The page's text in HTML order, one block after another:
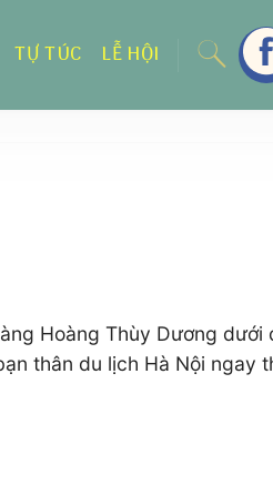
TỰ TÚC LỄ HỘI
Hoàng Thùy Dương dưới
thân du lịch Hà Nội ngay